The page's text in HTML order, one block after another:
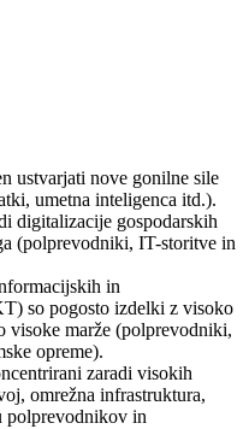
ustvarjati nove gonilne sile
umetna inteligenca itd.).
digitalizacije gospodarskih
(polprevodniki, IT-storitve in
in
so pogosto izdelki z visoko
visoke marže (polprevodniki,
opreme).
zaradi visokih
omrežna infrastruktura,
polprevodnikov in